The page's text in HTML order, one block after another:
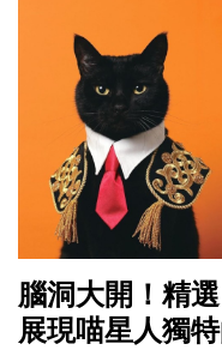
腦洞大開！精
展現喵星人獨